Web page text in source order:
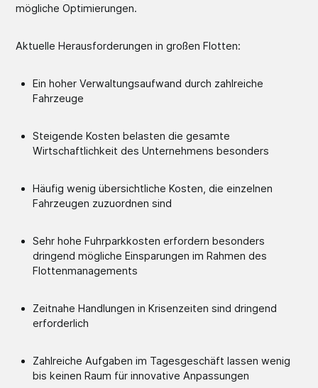
mögliche Optimierungen.
Aktuelle Herausforderungen in großen Flotten:
Ein hoher Verwaltungsaufwand durch zahlreiche
Fahrzeuge
Steigende Kosten belasten die gesamte
Wirtschaftlichkeit des Unternehmens besonders
Häufig wenig übersichtliche Kosten, die einzelnen
Fahrzeugen zuzuordnen sind
Sehr hohe Fuhrparkkosten erfordern besonders
dringend mögliche Einsparungen im Rahmen des
Flottenmanagements
Zeitnahe Handlungen in Krisenzeiten sind dringend
erforderlich
Zahlreiche Aufgaben im Tagesgeschäft lassen wenig
bis keinen Raum für innovative Anpassungen